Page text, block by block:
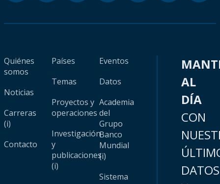
Quiénes
somos
Noticias
Carreras
(i)
Contacto
Países
Temas
Proyectos y
operaciones
Investigación
y
publicaciones
(i)
Eventos
Datos
Academia
del
Grupo
Banco
Mundial
(i)
Sistema
AL
DÍA
CON
DATOS